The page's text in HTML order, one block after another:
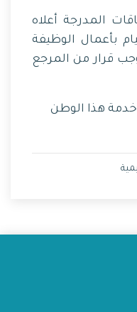
المدرجة أعلاه
بأعمال الوظيفة
قرار من المرجع
خدمة هذا الوطن